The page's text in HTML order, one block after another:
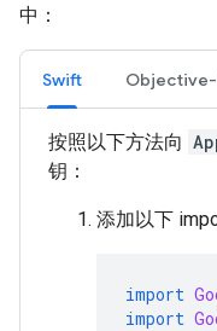
中：
Swift
按照以下方法向
钥：
添加以下
import
import